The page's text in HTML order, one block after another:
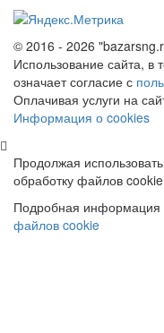
© 2016 - 2026
Использование сайта, в
означает согласие с
Оплачивая услуги на
Информация о cookies
Продолжая
обработку файлов
Подробная информация
файлов cookie